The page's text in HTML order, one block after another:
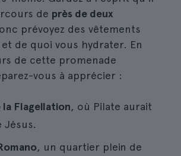
de près de deux
prévoyez des vêtements
de quoi vous hydrater. En
de cette promenade
vous à apprécier :
la Flagellation, où Pilate aurait
Jésus.
, un quartier plein de